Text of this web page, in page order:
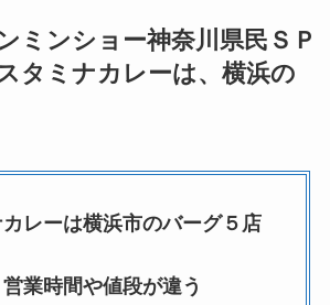
ミンショー神奈川県民ＳＰ
タミナカレーは、横浜の
レーは横浜市のバーグ５店
業時間や値段が違う